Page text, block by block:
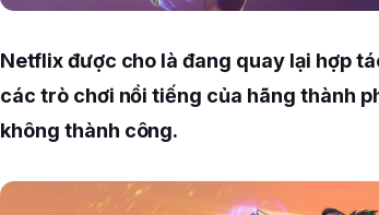
Netflix được cho là đang quay lại hợp
các trò chơi nổi tiếng của hãng thành
không thành công.